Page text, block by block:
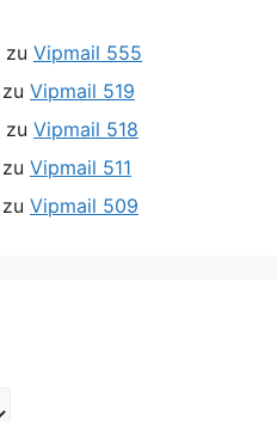
zu Vipmail 555
zu Vipmail 519
zu Vipmail 518
zu Vipmail 511
zu Vipmail 509